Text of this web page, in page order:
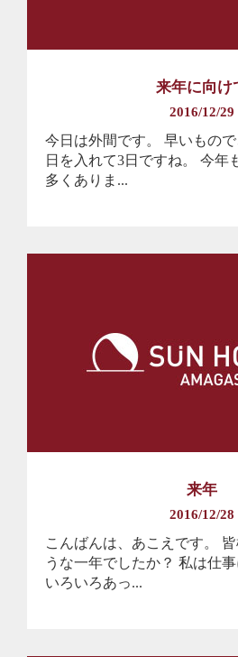
来年に向け
2016/12/29
今日は外間です。 早いもの
日を入れて3日ですね。 今年
多くありま...
来年
2016/12/28
こんばんは、あこえです。
うな一年でしたか？ 私は仕
いろいろあっ...